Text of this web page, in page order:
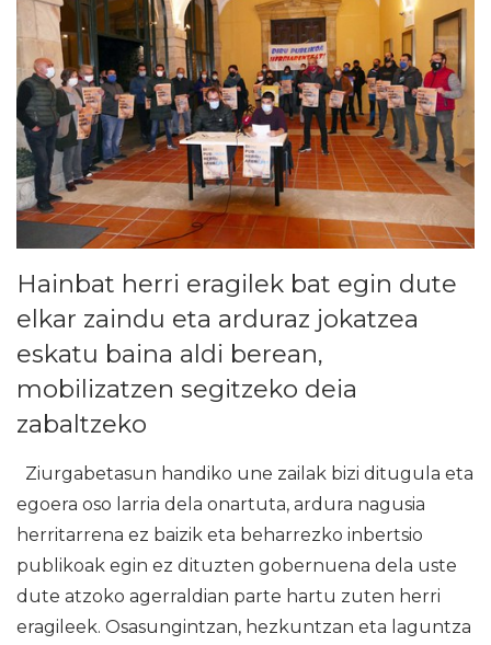
Hainbat herri eragilek bat egin dute
elkar zaindu eta arduraz jokatzea
eskatu baina aldi berean,
mobilizatzen segitzeko deia
zabaltzeko
Ziurgabetasun handiko une zailak bizi ditugula eta
egoera oso larria dela onartuta, ardura nagusia
herritarrena ez baizik eta beharrezko inbertsio
publikoak egin ez dituzten gobernuena dela uste
dute atzoko agerraldian parte hartu zuten herri
eragileek. Osasungintzan, hezkuntzan eta laguntza